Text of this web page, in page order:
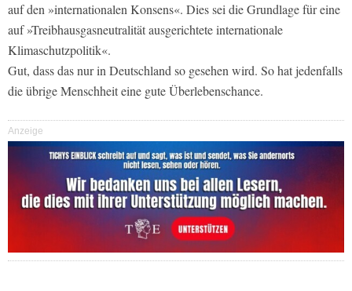
auf den »internationalen Konsens«. Dies sei die Grundlage für eine
auf »Treibhausgasneutralität ausgerichtete internationale
Klimaschutzpolitik«.
Gut, dass das nur in Deutschland so gesehen wird. So hat jedenfalls
die übrige Menschheit eine gute Überlebenschance.
Anzeige